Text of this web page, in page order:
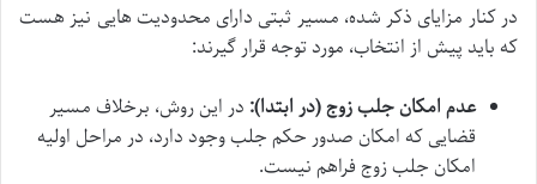
در کنار مزایای ذکر شده، مسیر ثبتی دارای محدودیت هایی نیز هست
که باید پیش از انتخاب، مورد توجه قرار گیرند:
عدم امکان جلب زوج (در ابتدا): در این روش، برخلاف مسیر
قضایی که امکان صدور حکم جلب وجود دارد، در مراحل اولیه
امکان جلب زوج فراهم نیست.